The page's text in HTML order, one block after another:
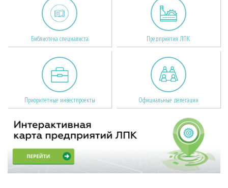
Библиотека специалиста Предприятия ЛПК
Приоритетные инвестпроекты Официальные делегации